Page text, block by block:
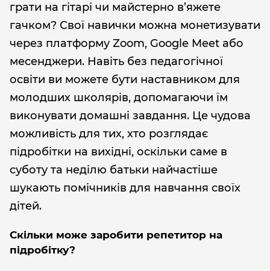
грати на гітарі чи майстерно в’яжете
гачком? Свої навички можна монетизувати
через платформу Zoom, Google Meet або
месенджери. Навіть без педагогічної
освіти ви можете бути наставником для
молодших школярів, допомагаючи їм
виконувати домашні завдання. Це чудова
можливість для тих, хто розглядає
підробітки на вихідні, оскільки саме в
суботу та неділю батьки найчастіше
шукають помічників для навчання своїх
дітей.
Скільки може заробити репетитор на
підробітку?